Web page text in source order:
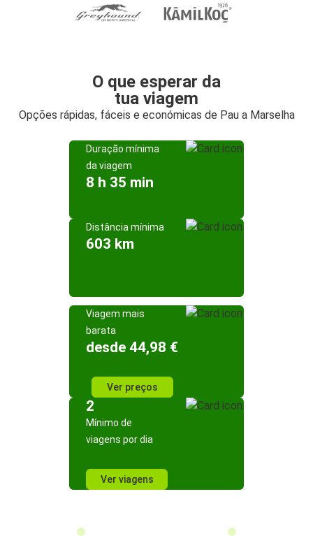
O que esperar da
tua viagem
Opções rápidas, fáceis e económicas de Pau a Marselha
Duração mínima
da viagem
8 h 35 min
Distância mínima
603 km
Viagem mais
barata
desde 44,98 €
Ver preços
2
Mínimo de
viagens por dia
Ver viagens